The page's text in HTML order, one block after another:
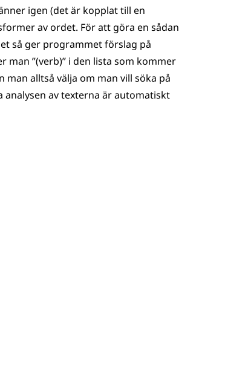
igen (det är kopplat till en
av ordet. För att göra en sådan
så ger programmet förslag på
man ”(verb)” i den lista som kommer
alltså välja om man vill söka på
av texterna är automatiskt